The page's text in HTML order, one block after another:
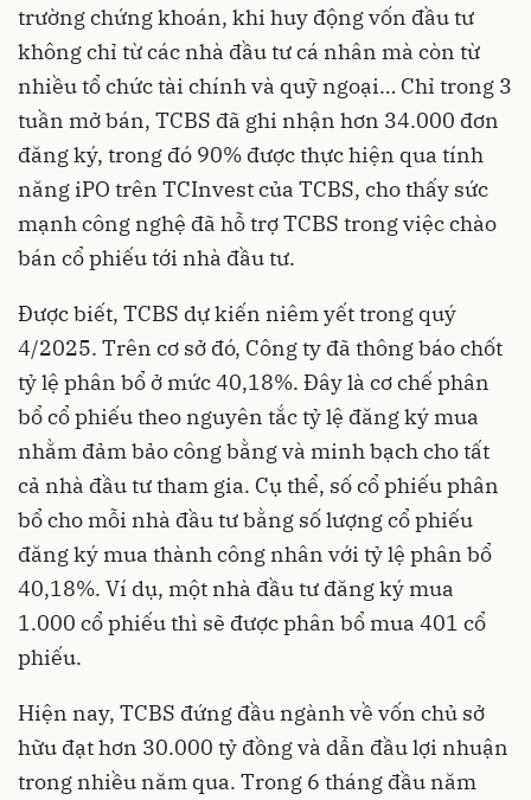
trường chứng khoán, khi huy động vốn đầu tư
không chỉ từ các nhà đầu tư cá nhân mà còn từ
nhiều tổ chức tài chính và quỹ ngoại… Chỉ trong 3
tuần mở bán, TCBS đã ghi nhận hơn 34.000 đơn
đăng ký, trong đó 90% được thực hiện qua tính
năng iPO trên TCInvest của TCBS, cho thấy sức
mạnh công nghệ đã hỗ trợ TCBS trong việc chào
bán cổ phiếu tới nhà đầu tư.
Được biết, TCBS dự kiến niêm yết trong quý
4/2025. Trên cơ sở đó, Công ty đã thông báo chốt
tỷ lệ phân bổ ở mức 40,18%. Đây là cơ chế phân
bổ cổ phiếu theo nguyên tắc tỷ lệ đăng ký mua
nhằm đảm bảo công bằng và minh bạch cho tất
cả nhà đầu tư tham gia. Cụ thể, số cổ phiếu phân
bổ cho mỗi nhà đầu tư bằng số lượng cổ phiếu
đăng ký mua thành công nhân với tỷ lệ phân bổ
40,18%. Ví dụ, một nhà đầu tư đăng ký mua
1.000 cổ phiếu thì sẽ được phân bổ mua 401 cổ
phiếu.
Hiện nay, TCBS đứng đầu ngành về vốn chủ sở
hữu đạt hơn 30.000 tỷ đồng và dẫn đầu lợi nhuận
trong nhiều năm qua. Trong 6 tháng đầu năm